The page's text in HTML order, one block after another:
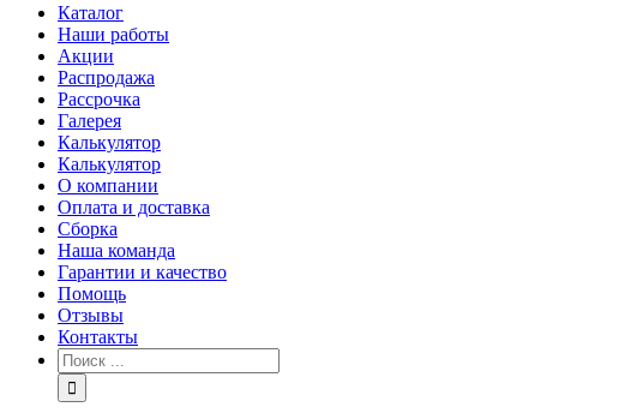
Каталог
Наши работы
Акции
Распродажа
Рассрочка
Галерея
Калькулятор
Калькулятор
О компании
Оплата и доставка
Сборка
Наша команда
Гарантии и качество
Помощь
Отзывы
Контакты